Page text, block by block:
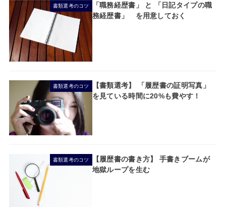
書類選考のコツ
「職務経歴書」 と 「日記タイプの職
務経歴書」 を用意しておく
書類選考のコツ
【書類選考】 「履歴書の証明写真」
を見ている時間に20%も費やす！
書類選考のコツ
【履歴書の書き方】 手書きブームが
地獄ループを生む